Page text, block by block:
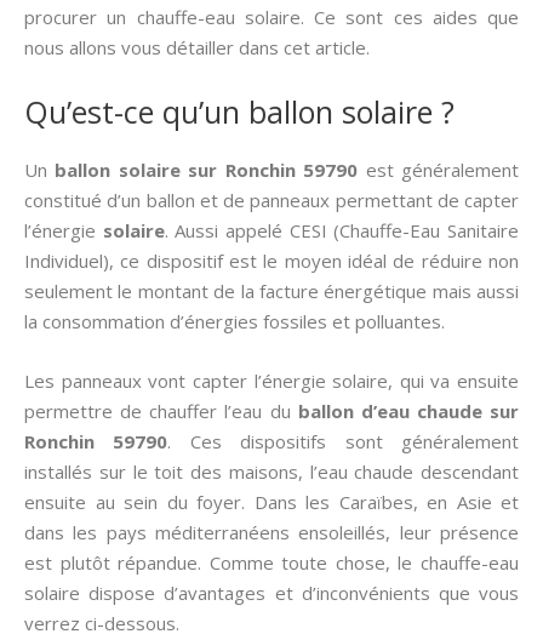
procurer un chauffe-eau solaire. Ce sont ces aides que
nous allons vous détailler dans cet article.
Qu’est-ce qu’un ballon solaire ?
Un ballon solaire sur Ronchin 59790 est généralement
constitué d’un ballon et de panneaux permettant de capter
l’énergie solaire. Aussi appelé CESI (Chauffe-Eau Sanitaire
Individuel), ce dispositif est le moyen idéal de réduire non
seulement le montant de la facture énergétique mais aussi
la consommation d’énergies fossiles et polluantes.
Les panneaux vont capter l’énergie solaire, qui va ensuite
permettre de chauffer l’eau du ballon d’eau chaude sur
Ronchin 59790. Ces dispositifs sont généralement
installés sur le toit des maisons, l’eau chaude descendant
ensuite au sein du foyer. Dans les Caraïbes, en Asie et
dans les pays méditerranéens ensoleillés, leur présence
est plutôt répandue. Comme toute chose, le chauffe-eau
solaire dispose d’avantages et d’inconvénients que vous
verrez ci-dessous.